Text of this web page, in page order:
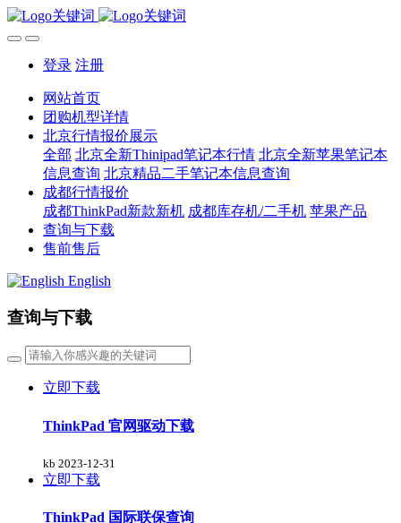
登录 注册
网站首页
团购机型详情
北京行情报价展示
全部 北京全新Thinipad笔记本行情 北京全新苹果笔记本
信息查询 北京精品二手笔记本信息查询
成都行情报价
成都ThinkPad新款新机 成都库存机/二手机 苹果产品
查询与下载
售前售后
English
查询与下载
立即下载
ThinkPad 官网驱动下载
kb 2023-12-31
立即下载
ThinkPad 国际联保查询